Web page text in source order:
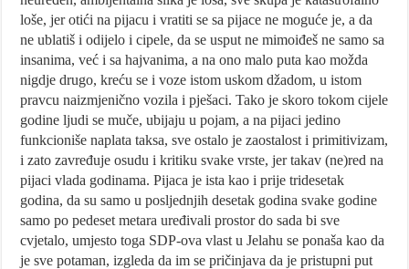
loše, jer otići na pijacu i vratiti se sa pijace ne moguće je, a da
ne ublatiš i odijelo i cipele, da se usput ne mimoiđeš ne samo sa
insanima, već i sa hajvanima, a na ono malo puta kao možda
nigdje drugo, kreću se i voze istom uskom džadom, u istom
pravcu naizmjenično vozila i pješaci. Tako je skoro tokom cijele
godine ljudi se muče, ubijaju u pojam, a na pijaci jedino
funkcioniše naplata taksa, sve ostalo je zaostalost i primitivizam,
i zato zavređuje osudu i kritiku svake vrste, jer takav (ne)red na
pijaci vlada godinama. Pijaca je ista kao i prije tridesetak
godina, da su samo u posljednjih desetak godina svake godine
samo po pedeset metara uređivali prostor do sada bi sve
cvjetalo, umjesto toga SDP-ova vlast u Jelahu se ponaša kao da
je sve potaman, izgleda da im se pričinjava da je pristupni put